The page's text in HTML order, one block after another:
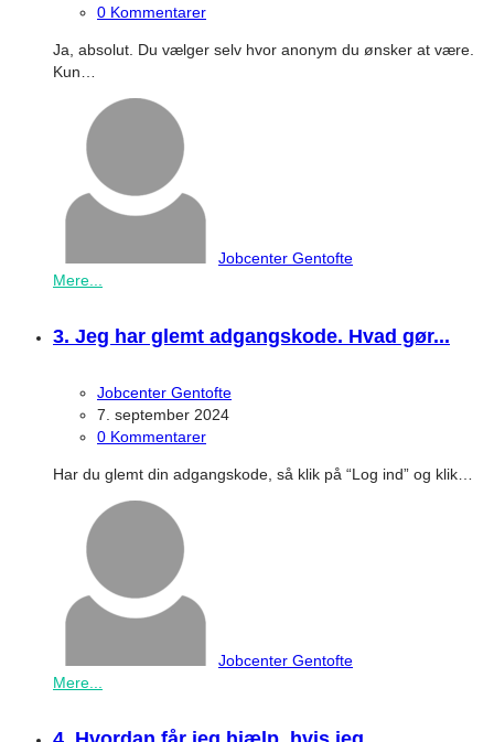
0 Kommentarer
Ja, absolut. Du vælger selv hvor anonym du ønsker at være.
Kun…
Jobcenter Gentofte
Mere...
3. Jeg har glemt adgangskode. Hvad gør...
Jobcenter Gentofte
7. september 2024
0 Kommentarer
Har du glemt din adgangskode, så klik på “Log ind” og klik…
Jobcenter Gentofte
Mere...